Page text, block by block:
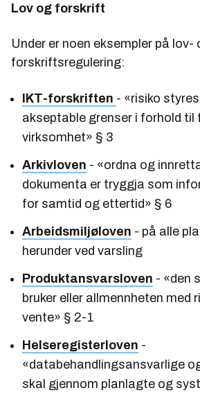
Lov og forskrift
Under er noen eksempler på lov-
forskriftsregulering:
IKT-forskriften - «risiko
akseptable grenser i forhold til
virksomhet» § 3
Arkivloven - «ordna og
dokumenta er tryggja som
for samtid og ettertid» § 6
Arbeidsmiljøloven - på alle
herunder ved varsling
Produktansvarsloven - «den
bruker eller allmennheten med
vente» § 2-1
Helseregisterloven -
«databehandlingsansvarlige
skal gjennom planlagte og